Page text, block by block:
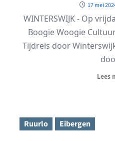
17 mei
WINTERSWIJK - Op
Boogie Woogie
Tijdreis door
Lees
Ruurlo Eibergen